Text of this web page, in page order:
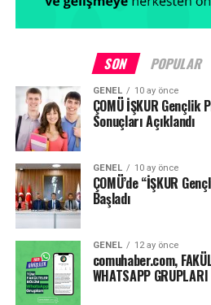
SON POPULAR
GENEL 10 ay önce
ÇOMÜ İŞKUR Gençlik
Sonuçları Açıklandı
GENEL 10 ay önce
ÇOMÜ’de “İŞKUR
Başladı
GENEL 12 ay önce
comuhaber.com,
WHATSAPP